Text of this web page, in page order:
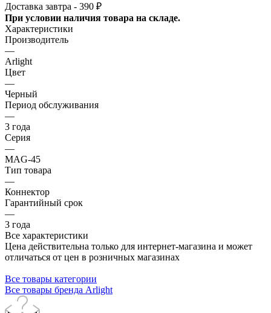
Доставка завтра - 390 ₽
При условии наличия товара на складе.
Характеристики
Производитель
—
Arlight
Цвет
—
Черный
Период обслуживания
—
3 года
Серия
—
MAG-45
Тип товара
—
Коннектор
Гарантийный срок
—
3 года
Все характеристики
Цена действительна только для интернет-магазина и может
отличаться от цен в розничных магазинах
Все товары категории
Все товары бренда Arlight